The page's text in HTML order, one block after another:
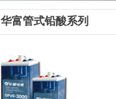
华富管式铅酸系列